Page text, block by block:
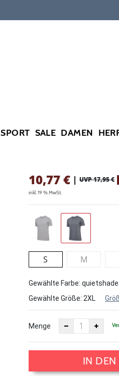
SALE DAMEN
10,77€ | UVP 17,95 €
inkl. 19 % MwSt.
S M
Gewählte Farbe:
Gewählte Größe: 2XL
Menge
IN DEN